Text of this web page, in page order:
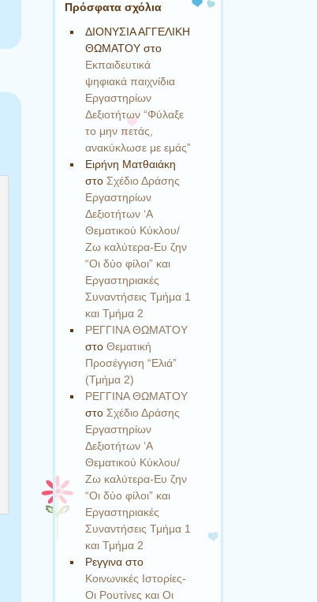
Πρόσφατα σχόλια
ΔΙΟΝΥΣΙΑ ΑΓΓΕΛΙΚΗ
ΘΩΜΑΤΟΥ στο
Εκπαιδευτικά
ψηφιακά παιχνίδια
Εργαστηρίων
Δεξιοτήτων “Φύλαξε
το μην πετάς,
ανακύκλωσε με εμάς”
Ειρήνη Ματθαιάκη
στοΣχέδιο Δράσης
Εργαστηρίων
Δεξιοτήτων ‘Α
Θεματικού Κύκλου/
Ζω καλύτερα-Ευ ζην
“Οι δύο φίλοι” και
Εργαστηριακές
Συναντήσεις Τμήμα 1
και Τμήμα 2
ΡΕΓΓΙΝΑ ΘΩΜΑΤΟΥ
στοΘεματική
Προσέγγιση “Ελιά”
(Τμήμα 2)
ΡΕΓΓΙΝΑ ΘΩΜΑΤΟΥ
στοΣχέδιο Δράσης
Εργαστηρίων
Δεξιοτήτων ‘Α
Θεματικού Κύκλου/
Ζω καλύτερα-Ευ ζην
“Οι δύο φίλοι” και
Εργαστηριακές
Συναντήσεις Τμήμα 1
και Τμήμα 2
Ρεγγινα στο
Κοινωνικές Ιστορίες-
Οι Ρουτίνες και Οι